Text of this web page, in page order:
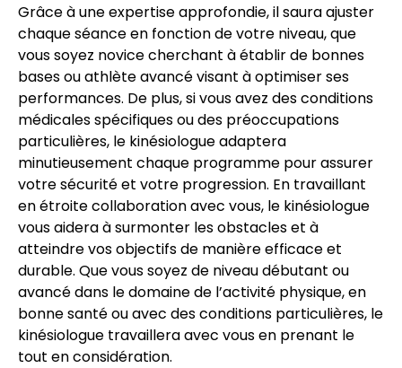
Grâce à une expertise approfondie, il saura ajuster
chaque séance en fonction de votre niveau, que
vous soyez novice cherchant à établir de bonnes
bases ou athlète avancé visant à optimiser ses
performances. De plus, si vous avez des conditions
médicales spécifiques ou des préoccupations
particulières, le kinésiologue adaptera
minutieusement chaque programme pour assurer
votre sécurité et votre progression. En travaillant
en étroite collaboration avec vous, le kinésiologue
vous aidera à surmonter les obstacles et à
atteindre vos objectifs de manière efficace et
durable. Que vous soyez de niveau débutant ou
avancé dans le domaine de l’activité physique, en
bonne santé ou avec des conditions particulières, le
kinésiologue travaillera avec vous en prenant le
tout en considération.